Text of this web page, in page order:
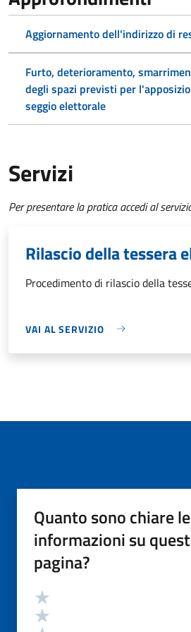
Aggiornamento dell'indirizzo di
Furto, deterioramento,
degli spazi previsti per
seggio elettorale
Servizi
Per presentare la pratica accedi al
Rilascio della tessera
Procedimento di rilascio della
VAI AL SERVIZIO
Quanto sono chiare le
informazioni su
pagina?
Valutazione